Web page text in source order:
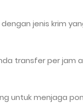
jenis krim
transfer per jam
untuk menjaga